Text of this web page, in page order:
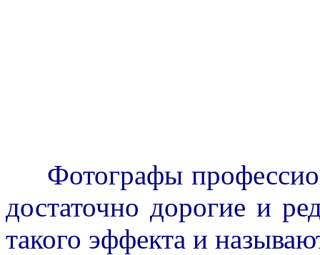
Фотографы
достаточно дорогие и
такого эффекта и